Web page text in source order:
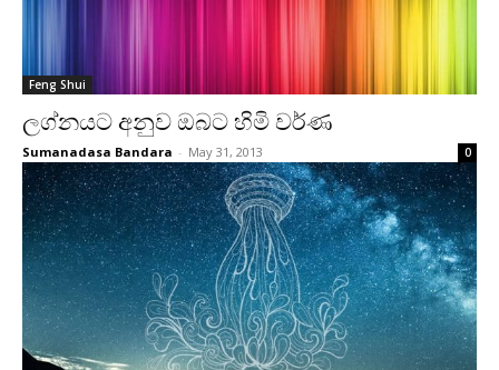
Feng Shui
ලග්නයට අනුව ඔබට හිමි වර්ණ
Sumanadasa Bandara - May 31, 2013 0